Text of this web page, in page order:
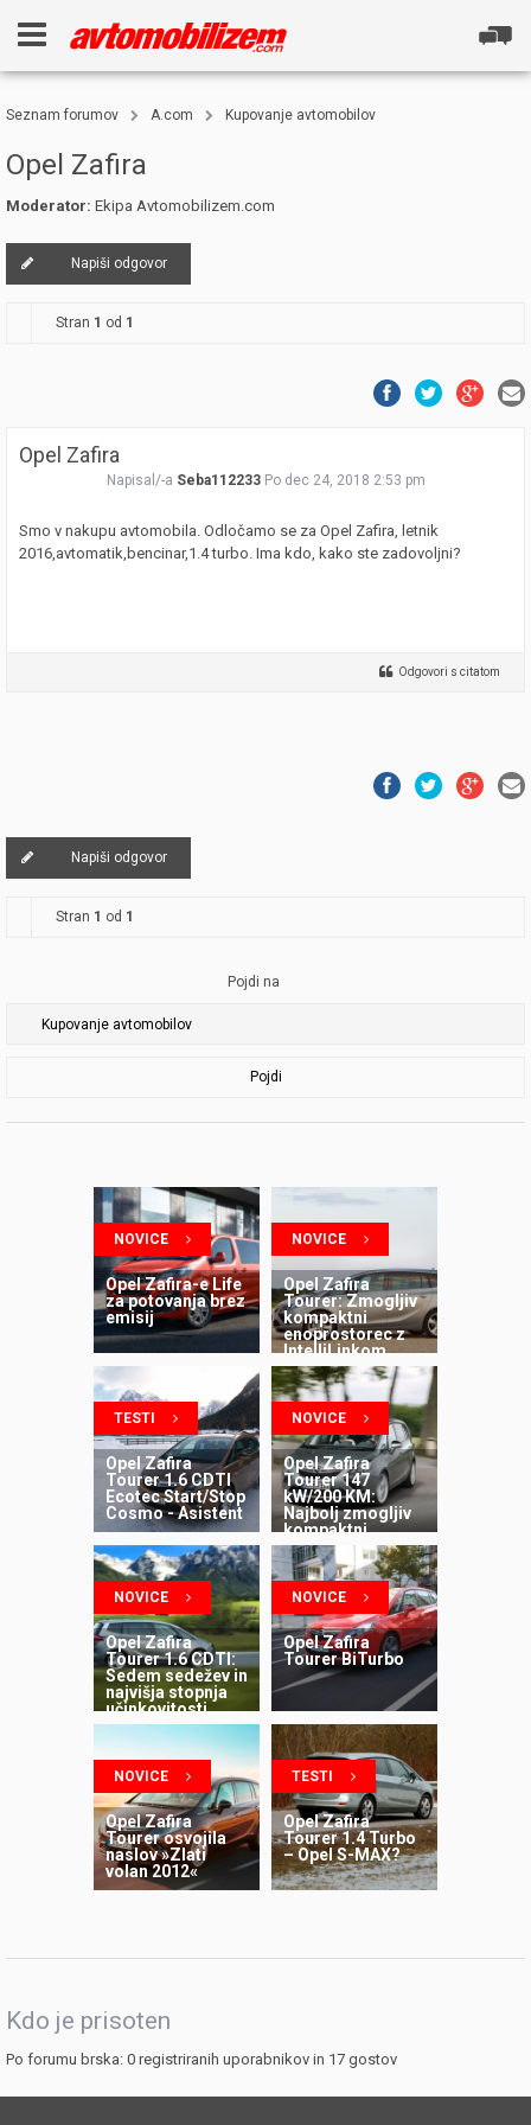
Seznam forumov A.com Kupovanje avtomobilov
Opel Zafira
Moderator: Ekipa Avtomobilizem.com
Napiši odgovor
Stran 1 od 1
Opel Zafira
Napisal/-a Seba112233 Po dec 24, 2018 2:53 pm
Smo v nakupu avtomobila. Odločamo se za Opel Zafira, letnik
2016,avtomatik,bencinar,1.4 turbo. Ima kdo, kako ste zadovoljni?
Odgovori s citatom
Napiši odgovor
Stran 1 od 1
Pojdi na
Pojdi
NOVICE
Opel Zafira-e Life
za potovanja brez
emisij
NOVICE
Opel Zafira
Tourer: Zmogljiv
kompaktni
enoprostorec z
IntelliLinkom
TESTI
Opel Zafira
Tourer 1.6 CDTI
Ecotec Start/Stop
Cosmo - Asistent
NOVICE
Opel Zafira
Tourer 147
kW/200 KM:
Najbolj zmogljiv
kompaktni
enoprostorec
NOVICE
Opel Zafira
Tourer 1.6 CDTI:
Sedem sedežev in
najvišja stopnja
učinkovitosti
NOVICE
Opel Zafira
Tourer BiTurbo
NOVICE
Opel Zafira
Tourer osvojila
naslov »Zlati
volan 2012«
TESTI
Opel Zafira
Tourer 1.4 Turbo
– Opel S-MAX?
Kdo je prisoten
Po forumu brska: 0 registriranih uporabnikov in 17 gostov